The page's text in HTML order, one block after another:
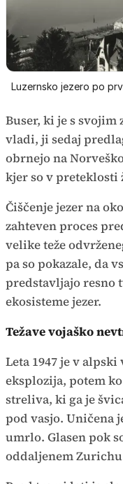
Luzernsko jezero po
Buser, ki je s svojim
vladi, ji sedaj
obrnejo na
kjer so v preteklosti
Čiščenje jezer na
zahteven proces
velike teže
pa so pokazale, da
predstavljajo resno
ekosisteme jezer.
Težave vojaško
Leta 1947 je v
eksplozija, potem
streliva, ki ga je
pod vasjo. Uničena
umrlo. Glasen pok
oddaljenem